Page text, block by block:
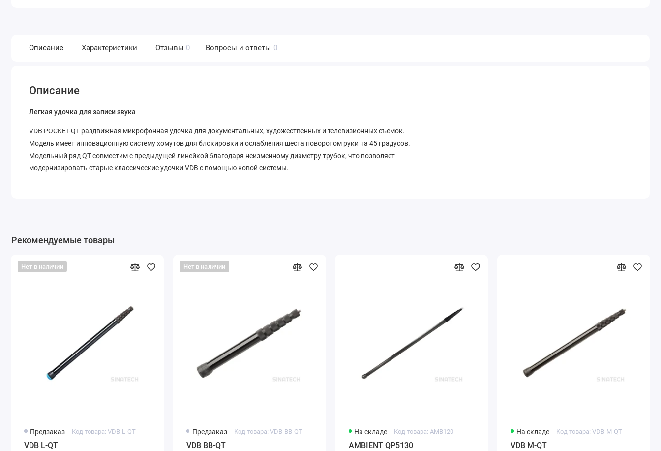
Описание Характеристики Отзывы 0 Вопросы и ответы 0
Описание
Легкая удочка для записи звука
VDB POCKET-QT раздвижная микрофонная удочка для документальных, художественных и телевизионных съемок.
Модель имеет инновационную систему хомутов для блокировки и ослабления шеста поворотом руки на 45 градусов.
Модельный ряд QT совместим с предыдущей линейкой благодаря неизменному диаметру трубок, что позволяет
модернизировать старые классические удочки VDB с помощью новой системы.
Рекомендуемые товары
Нет в наличии
Предзаказ Код товара: VDB-L-QT
VDB L-QT
Нет в наличии
Предзаказ Код товара: VDB-BB-QT
VDB BB-QT
На складе Код товара: AMB120
AMBIENT QP5130
На складе Код товара: VDB-M-QT
VDB M-QT